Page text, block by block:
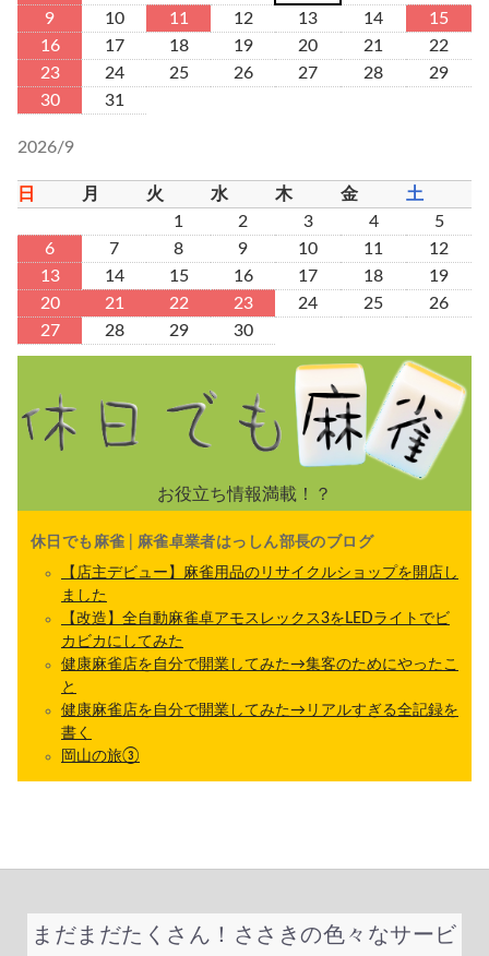
9
10 11 12 13 14
15
16
17 18 19 20 21
22
23
24 25 26 27 28
29
30
31
2026/9
日 月 火 水 木 金
土
1
2 3 4
5
6
7 8 9 10 11
12
13
14 15 16 17 18
19
20
21 22 23 24 25
26
27
28 29 30
お役立ち情報満載！？
休日でも麻雀 | 麻雀卓業者はっしん部長のブログ
【店主デビュー】麻雀用品のリサイクルショップを開店し
ました
【改造】全自動麻雀卓アモスレックス3をLEDライトでビ
カビカにしてみた
健康麻雀店を自分で開業してみた→集客のためにやったこ
と
健康麻雀店を自分で開業してみた→リアルすぎる全記録を
書く
岡山の旅③
まだまだたくさん！ささきの色々なサービ